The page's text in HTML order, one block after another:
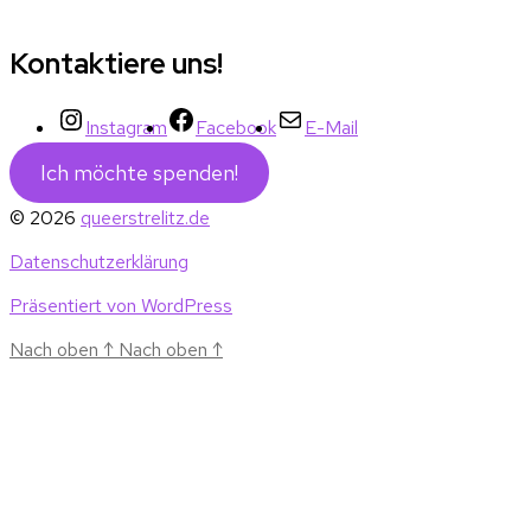
Kontaktiere uns!
Instagram Facebook E-Mail
Ich möchte spenden!
© 2026 queerstrelitz.de
Datenschutzerklärung
Präsentiert von WordPress
Nach oben ↑ Nach oben ↑